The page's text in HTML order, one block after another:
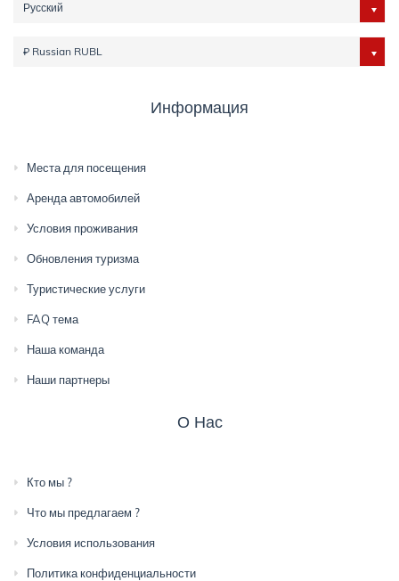
Русский
₽ Russian RUBL
Информация
Места для посещения
Аренда автомобилей
Условия проживания
Обновления туризма
Туристические услуги
FAQ тема
Наша команда
Наши партнеры
О Нас
Кто мы ?
Что мы предлагаем ?
Условия использования
Политика конфиденциальности